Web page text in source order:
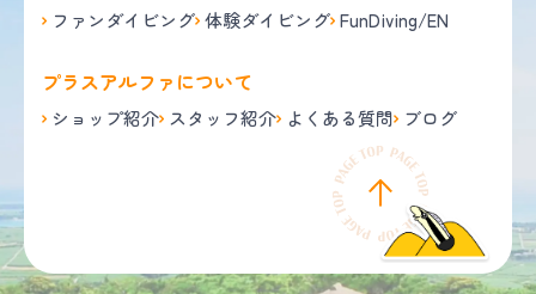
ファンダイビング 体験ダイビング FunDiving/EN
プラスアルファについて
ショップ紹介 スタッフ紹介 よくある質問 ブログ